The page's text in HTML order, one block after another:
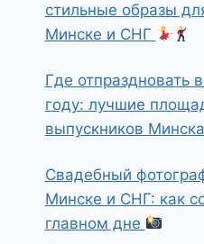
стильные образы
Минске и СНГ
Где отпраздновать
году: лучшие
выпускников
Свадебный
Минске и СНГ: как
главном дне